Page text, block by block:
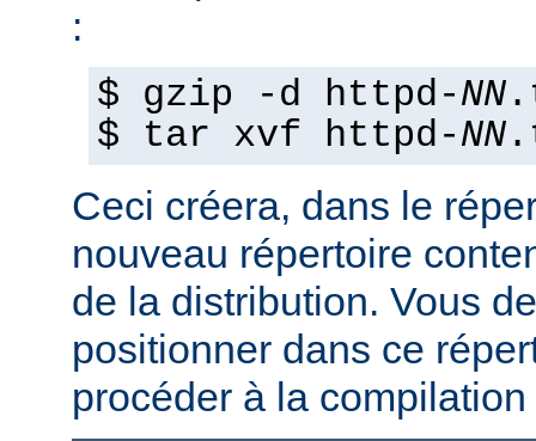
:
$ gzip -d httpd-NN
$ tar xvf httpd-NN
Ceci créera, dans le
nouveau répertoire
de la distribution. Vous
positionner dans ce
procéder à la